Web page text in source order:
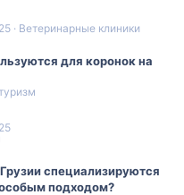
Ветеринарные клиники
для коронок на
специализируются
подходом?